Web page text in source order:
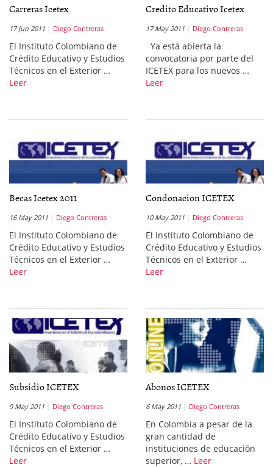
Carreras Icetex
17 Jun 2011 Diego Contreras
El Instituto Colombiano de
Crédito Educativo y Estudios
Técnicos en el Exterior …
Leer
Credito Educativo Icetex
17 May 2011 Diego Contreras
Ya está abierta la
convocatoria por parte del
ICETEX para los nuevos …
Leer
Becas Icetex 2011
16 May 2011 Diego Contreras
El Instituto Colombiano de
Crédito Educativo y Estudios
Técnicos en el Exterior …
Leer
Condonacion ICETEX
10 May 2011 Diego Contreras
El Instituto Colombiano de
Crédito Educativo y Estudios
Técnicos en el Exterior …
Leer
Subsidio ICETEX
9 May 2011 Diego Contreras
El Instituto Colombiano de
Crédito Educativo y Estudios
Técnicos en el Exterior …
Leer
Abonos ICETEX
6 May 2011 Diego Contreras
En Colombia a pesar de la
gran cantidad de
instituciones de educación
superior, … Leer